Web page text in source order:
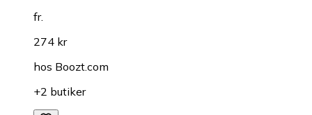
fr.
274 kr
hos Boozt.com
+2 butiker